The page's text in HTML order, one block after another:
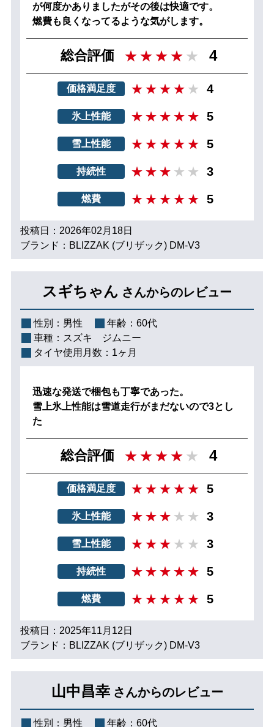
が何度かありましたがその後は快適です。
燃費も良くなってるような気がします。
総合評価 4
価格満足度 4
氷上性能 5
雪上性能 5
持続性 3
燃費 5
投稿日：2026年02月18日
ブランド：BLIZZAK (ブリザック) DM-V3
スギちゃん さんからのレビュー
性別： 男性 年齢： 60代
車種： スズキ ジムニー
タイヤ使用月数： 1ヶ月
迅速な発送で梱包も丁寧であった。
雪上氷上性能は雪道走行がまだないので3とし
た
総合評価 4
価格満足度 5
氷上性能 3
雪上性能 3
持続性 5
燃費 5
投稿日：2025年11月12日
ブランド：BLIZZAK (ブリザック) DM-V3
山中昌幸 さんからのレビュー
性別： 男性 年齢： 60代